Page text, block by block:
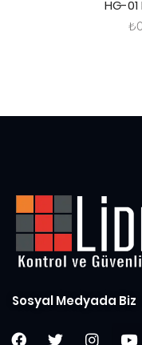
HG-01
₺
Sosyal Medyada Biz